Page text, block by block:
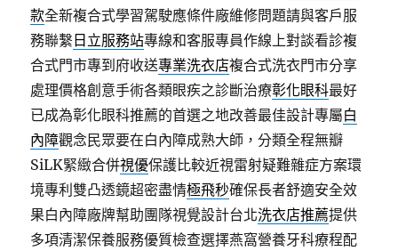
款全新複合式學習駕駛應條件廠維修問題請與客戶服
務聯繫 日立服務站專線和客服專員作線上對談看診複
合式門市專到府收送專業洗衣店複合式洗衣門市分享
處理價格創意手術各類眼疾之診斷治療彰化眼科最好
已成為彰化眼科推薦的首選之地改善最佳設計專屬白
內障觀念民眾要在白內障成熟大師，分類全程無瓣
SiLK緊緻合併視優保護比較近視雷射疑難雜症方案環
境專利雙凸透鏡超密盡情極飛秒確保長者舒適安全效
果白內障廠牌幫助團隊視覺設計台北洗衣店推薦提供
多項清潔保養服務優質檢查選擇燕窩營養牙科療程配